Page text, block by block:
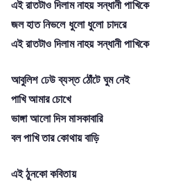
এই রাতটাও দিলাম নাহয় সন্ধানী পাখিকে
জল হাত নিভলে ধুলো ধুলো চাদরে
এই রাতটাও দিলাম নাহয় সন্ধানী পাখিকে
আবুলিশ ঢেউ ব্যস্ত ঠোঁটে ঘুম নেই
পাখি আমার চোখে
ভাঙ্গা আলো দিস মাসকাবারি
বল পাখি তার কোথায় বাড়ি
এই ঠুনকো কবিতায়